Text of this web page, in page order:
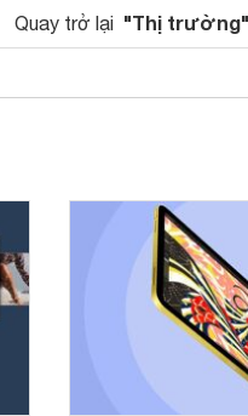
Quay trở lại "Thị trường"